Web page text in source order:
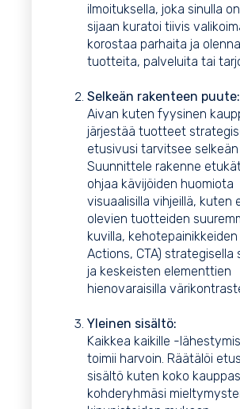
ilmoituksella, joka sinulla
sijaan kuratoi tiivis
korostaa parhaita ja
tuotteita, palveluita tai
Selkeän rakenteen puute:
Aivan kuten fyysinen
järjestää tuotteet
etusivusi tarvitsee selkeän
Suunnittele rakenne
ohjaa kävijöiden huomiota
visuaalisilla vihjeillä, kuten
olevien tuotteiden
kuvilla, kehotepainikkeiden
Actions, CTA) strategisella
ja keskeisten elementtien
hienovaraisilla
Yleinen sisältö:
Kaikkea kaikille -
toimii harvoin. Räätälöi
sisältö kuten koko
kohderyhmäsi